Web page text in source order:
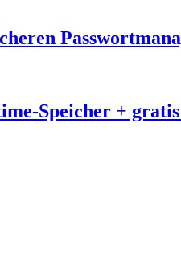
Speicher +